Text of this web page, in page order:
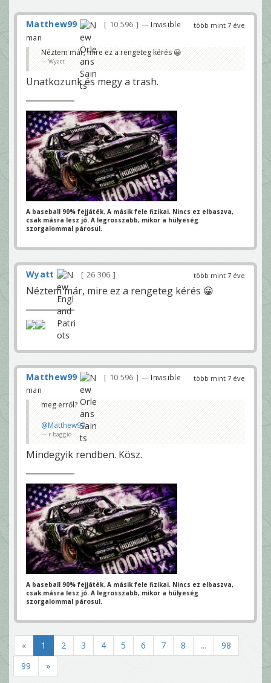
több mint 7 éve
Matthew99 10 596
— Invisible
man
Néztem már, mire ez a rengeteg kérés 😀
Wyatt
Unatkozunk és megy a trash.
A baseball 90% fejjáték. A másik fele fizikai. Nincs ez elbaszva,
csak másra lesz jó. A legrosszabb, mikor a hülyeség
szorgalommal párosul.
több mint 7 éve
Wyatt 26 306
Néztem már, mire ez a rengeteg kérés 😀
több mint 7 éve
Matthew99 10 596
— Invisible
man
meg erről?
@Matthew99
r.baggio
Mindegyik rendben. Kösz.
A baseball 90% fejjáték. A másik fele fizikai. Nincs ez elbaszva,
csak másra lesz jó. A legrosszabb, mikor a hülyeség
szorgalommal párosul.
« 1 2 3 4 5 6 7 8 ...
98
99
»